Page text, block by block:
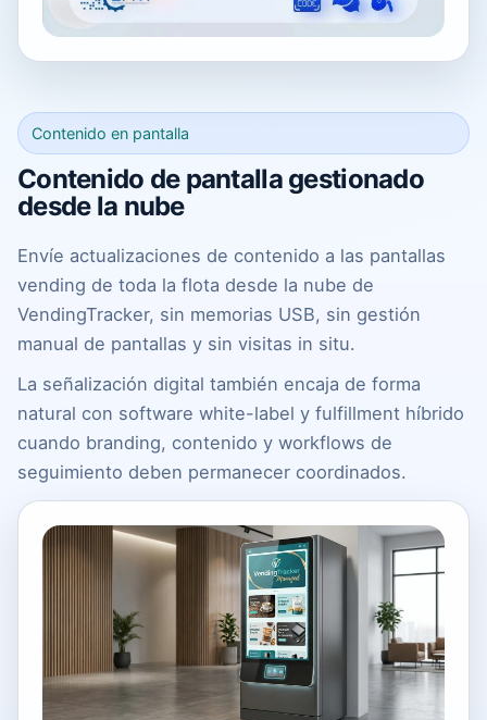
Contenido en pantalla
Contenido de pantalla gestionado
desde la nube
Envíe actualizaciones de contenido a las pantallas
vending de toda la flota desde la nube de
VendingTracker, sin memorias USB, sin gestión
manual de pantallas y sin visitas in situ.
La señalización digital también encaja de forma
natural con software white-label y fulfillment híbrido
cuando branding, contenido y workflows de
seguimiento deben permanecer coordinados.